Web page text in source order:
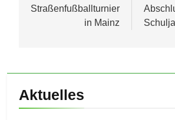
Straßenfußballturnier
in Mainz
Aktuelles